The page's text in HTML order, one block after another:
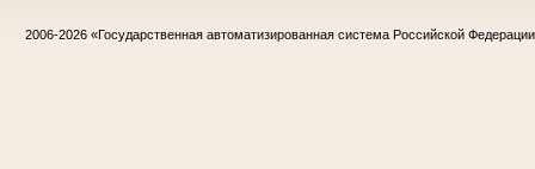
2006-2026 «Государственная автоматизированная система Российской